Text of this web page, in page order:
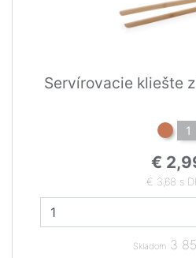
Servírovacie kliešte
1
€
€ 3,68 s
Skladom 3